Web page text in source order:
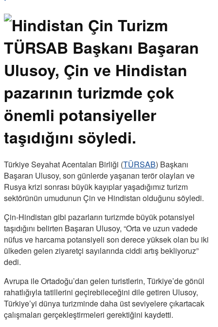
TÜRSAB Başkanı Başaran
Ulusoy, Çin ve Hindistan
pazarının turizmde çok
önemli potansiyeller
taşıdığını söyledi.
Türkiye Seyahat Acentaları Birliği (TÜRSAB) Başkanı
Başaran Ulusoy, son günlerde yaşanan terör olayları ve
Rusya krizi sonrası büyük kayıplar yaşadığımız turizm
sektörünün umudunun Çin ve Hindistan olduğunu söyledi.
Çin-Hindistan gibi pazarların turizmde büyük potansiyel
taşıdığını belirten Başaran Ulusoy, “Orta ve uzun vadede
nüfus ve harcama potansiyeli son derece yüksek olan bu iki
ülkeden gelen ziyaretçi sayılarında ciddi artış bekliyoruz”
dedi.
Avrupa ile Ortadoğu’dan gelen turistlerin, Türkiye’de gönül
rahatlığıyla tatillerini geçirebileceğini dile getiren Ulusoy,
Türkiye’yi dünya turizminde daha üst seviyelere çıkartacak
çalışmaları gerçekleştirmeleri gerektiğini kaydetti.